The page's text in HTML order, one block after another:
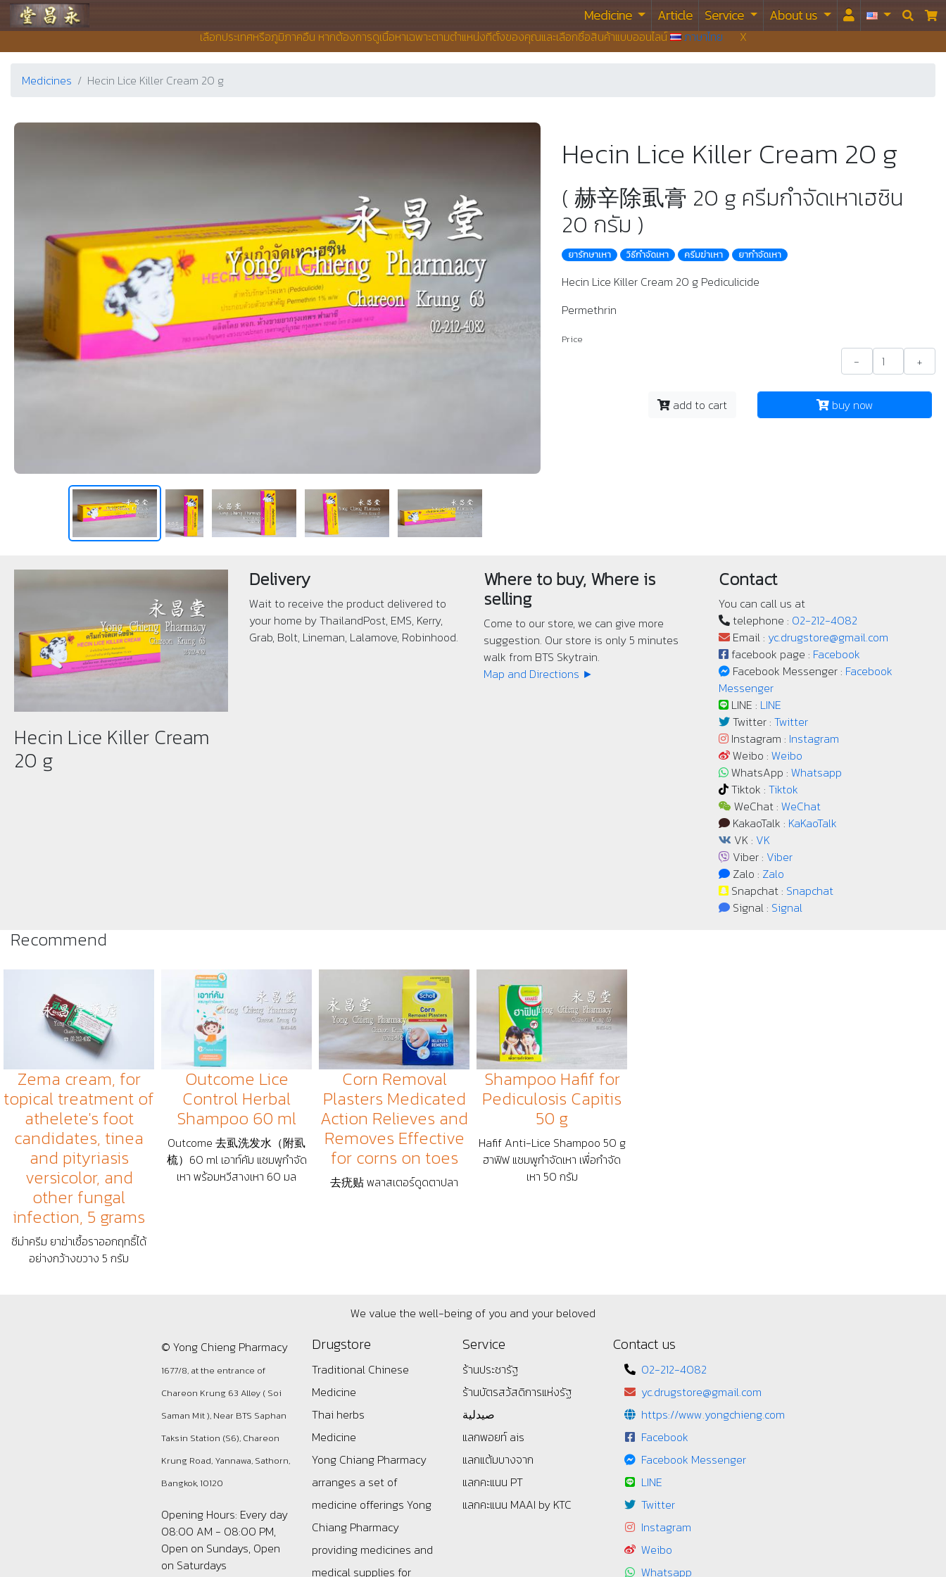
เลือกประเทศหรือภูมิภาคอื่น หากต้องการดูเนื้อหาเฉพาะตามตำแหน่งที่ตั้งของคุณและเลือกซื้อสินค้าแบบออนไลน์ ภาษาไทย X
Yong Chieng Pharmacy Medicine Article Service About us  
Medicines Hecin Lice Killer Cream 20 g
Hecin Lice Killer Cream 20 g
( 赫辛除虱膏 20 g ครีมกำจัดเหาเฮซิน
20 กรัม )
ยารักษาเหา วิธีกําจัดเหา ครีมฆ่าเหา ยากำจัดเหา
Hecin Lice Killer Cream 20 g Pediculicide
Permethrin
Price
- +
add to cart buy now
Hecin Lice Killer Cream
20 g
Delivery
Wait to receive the product delivered to
your home by ThailandPost, EMS, Kerry,
Grab, Bolt, Lineman, Lalamove, Robinhood.
Where to buy, Where is
selling
Come to our store, we can give more
suggestion. Our store is only 5 minutes
walk from BTS Skytrain.
Map and Directions ►
Contact
You can call us at
telephone : 02-212-4082
Email : yc.drugstore@gmail.com
facebook page : Facebook
Facebook Messenger : Facebook
Messenger
LINE : LINE
Twitter : Twitter
Instagram : Instagram
Weibo : Weibo
WhatsApp : Whatsapp
Tiktok : Tiktok
WeChat : WeChat
KakaoTalk : KaKaoTalk
VK : VK
Viber : Viber
Zalo : Zalo
Snapchat : Snapchat
Signal : Signal
Recommend
Zema cream, for
topical treatment of
athelete's foot
candidates, tinea
and pityriasis
versicolor, and
other fungal
infection, 5 grams
ซีม่าครีม ยาฆ่าเชื้อราออกฤทธิ์ได้
อย่างกว้างขวาง 5 กรัม
Outcome Lice
Control Herbal
Shampoo 60 ml
Outcome 去虱洗发水（附虱
梳）60 ml เอาท์คัม แชมพูกำจัด
เหา พร้อมหวีสางเหา 60 มล
Corn Removal
Plasters Medicated
Action Relieves and
Removes Effective
for corns on toes
去疣贴 พลาสเตอร์ดูดตาปลา
Shampoo Hafif for
Pediculosis Capitis
50 g
Hafif Anti-Lice Shampoo 50 g
ฮาฟิฟ แชมพูกำจัดเหา เพื่อกำจัด
เหา 50 กรัม
We value the well-being of you and your beloved
© Yong Chieng Pharmacy
1677/8, at the entrance of
Chareon Krung 63 Alley ( Soi
Saman Mit ), Near BTS Saphan
Taksin Station (S6), Chareon
Krung Road, Yannawa, Sathorn,
Bangkok, 10120
Opening Hours: Every day
08:00 AM - 08:00 PM,
Open on Sundays, Open
on Saturdays
Drugstore
Traditional Chinese
Medicine
Thai herbs
Medicine
Yong Chiang Pharmacy
arranges a set of
medicine offerings Yong
Chiang Pharmacy
providing medicines and
medical supplies for
Service
ร้านประชารัฐ
ร้านบัตรสว้สดิการแห่งรัฐ
صيدلية
แลกพอยท์ ais
แลกแต้มบางจาก
แลกคะแนน PT
แลกคะแนน MAAI by KTC
Contact us
02-212-4082
yc.drugstore@gmail.com
https://www.yongchieng.com
Facebook
Facebook Messenger
LINE
Twitter
Instagram
Weibo
Whatsapp